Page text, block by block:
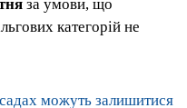
за умови, що
категорій не
можуть залишитися